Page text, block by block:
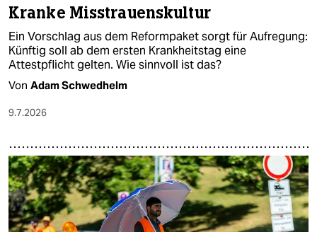
Kranke Misstrauenskultur
Ein Vorschlag aus dem Reformpaket sorgt für Aufregung:
Künftig soll ab dem ersten Krankheitstag eine
Attestpflicht gelten. Wie sinnvoll ist das?
Von Adam Schwedhelm
9.7.2026